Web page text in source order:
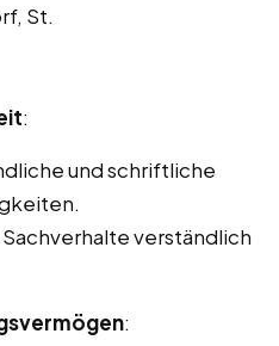
St.
:
und schriftliche
verständlich
: